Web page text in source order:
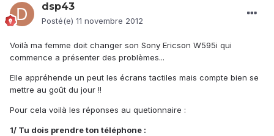
dsp43
Posté(e) 11 novembre 2012
Voilà ma femme doit changer son Sony Ericson W595i qui
commence a présenter des problèmes...
Elle appréhende un peut les écrans tactiles mais compte bien se
mettre au goût du jour !!
Pour cela voilà les réponses au quetionnaire :
1/ Tu dois prendre ton téléphone :